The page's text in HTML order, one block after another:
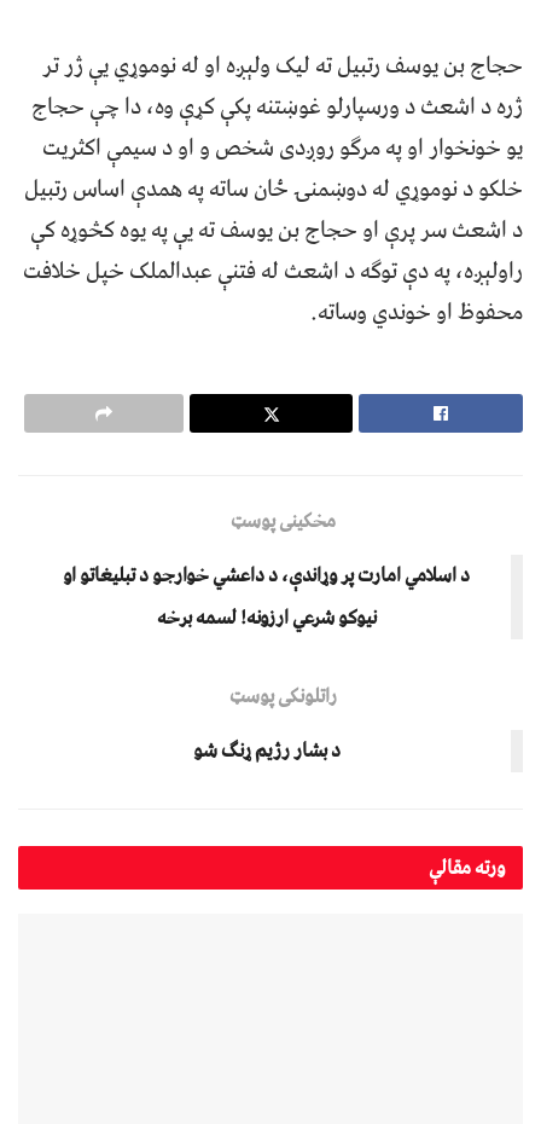
حجاج بن یوسف رتبیل ته لیک ولېږه او له نوموړي یې ژر تر
ژره د اشعث د ورسپارلو غوښتنه پکې کړې وه، دا چې حجاج
یو خونخوار او په مرګو روږدی شخص و او د سیمې اکثریت
خلکو د نوموړي له دوښمنۍ ځان ساته په همدې اساس رتبیل
د اشعث سر پرې او حجاج بن یوسف ته یې په یوه کڅوړه کې
راولېږه، په دې توګه د اشعث له فتنې عبدالملک خپل خلافت
محفوظ او خوندي وساته.
مخکینی پوسټ
د اسلامي امارت پر وړاندې، د داعشي خوارجو د تبليغاتو او
نیوکو شرعي ارزونه! لسمه برخه
راتلونکی پوسټ
د بشار رژیم ړنګ شو
ورتهمقالې